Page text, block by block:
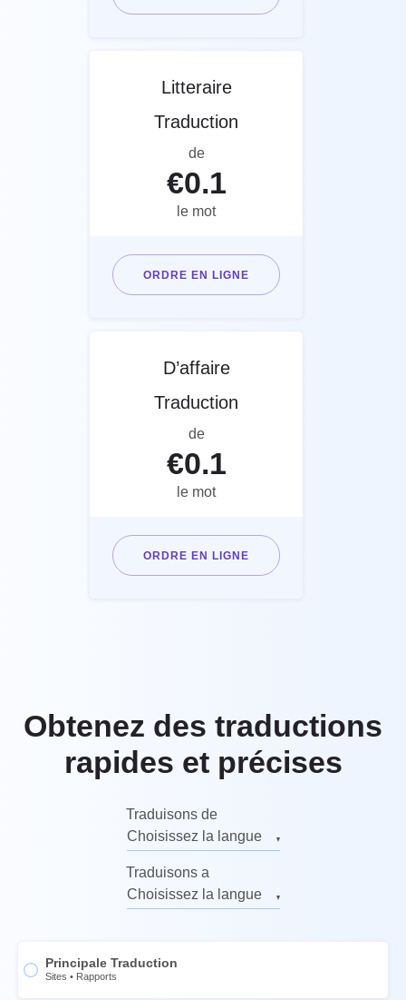
Litteraire
Traduction
de
€0.1
le mot
ORDRE EN LIGNE
D’affaire
Traduction
de
€0.1
le mot
ORDRE EN LIGNE
Obtenez des traductions
rapides et précises
Traduisons de
Choisissez la langue
Anglais
Russe
Traduisons a
Choisissez la langue
Principale Traduction
Sites • Rapports